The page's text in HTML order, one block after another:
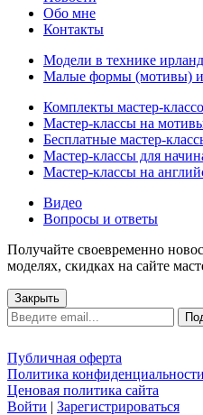
Обо мне
Контакты
Модели в технике
Малые формы (мотивы)
Комплекты мастер-
Мастер-классы на
Бесплатные мастер-
Мастер-классы для
Мастер-классы на
Видео
Вопросы и ответы
Получайте своевременно
моделях, скидках на сайте
Закрыть
Публичная оферта
Политика конфиденциальности
Ценовая политика сайта
Войти | Зарегистрироваться